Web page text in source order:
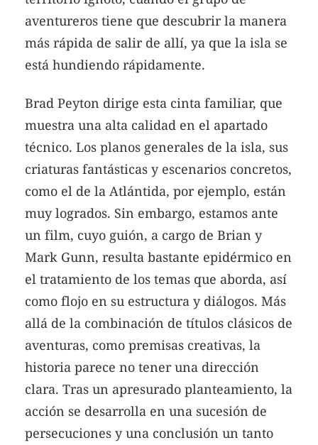
aventureros tiene que descubrir la manera
más rápida de salir de allí, ya que la isla se
está hundiendo rápidamente.
Brad Peyton dirige esta cinta familiar, que
muestra una alta calidad en el apartado
técnico. Los planos generales de la isla, sus
criaturas fantásticas y escenarios concretos,
como el de la Atlántida, por ejemplo, están
muy logrados. Sin embargo, estamos ante
un film, cuyo guión, a cargo de Brian y
Mark Gunn, resulta bastante epidérmico en
el tratamiento de los temas que aborda, así
como flojo en su estructura y diálogos. Más
allá de la combinación de títulos clásicos de
aventuras, como premisas creativas, la
historia parece no tener una dirección
clara. Tras un apresurado planteamiento, la
acción se desarrolla en una sucesión de
persecuciones y una conclusión un tanto